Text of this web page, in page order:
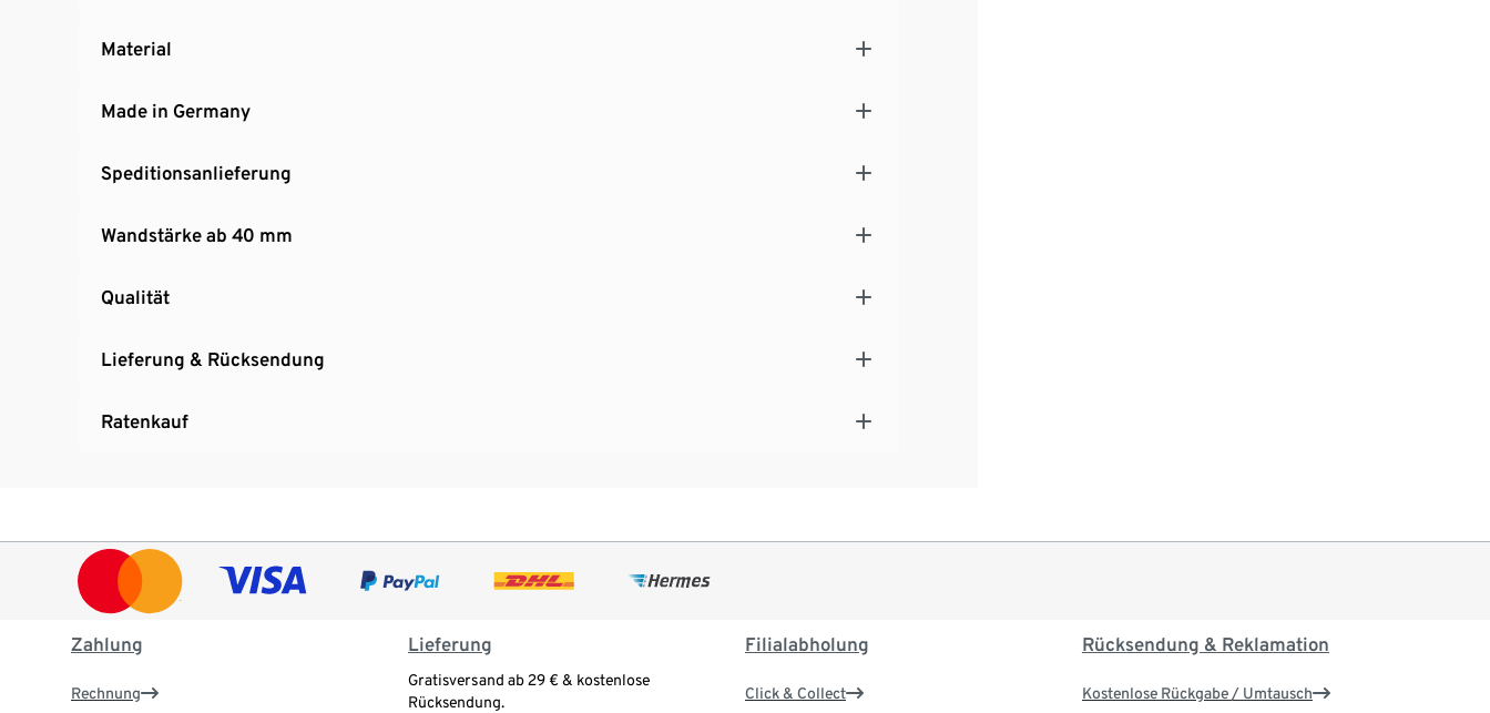
Material
Made in Germany
Speditionsanlieferung
Wandstärke ab 40 mm
Qualität
Lieferung & Rücksendung
Ratenkauf
Zahlung
Rechnung
Lieferung
Gratisversand ab 29 € & kostenlose
Rücksendung.
Filialabholung
Click & Collect
Rücksendung & Reklamation
Kostenlose Rückgabe / Umtausch